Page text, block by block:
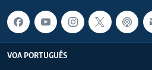
VOA PORTUGUÊS